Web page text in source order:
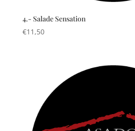
4.- Salade Sensation
€11,50